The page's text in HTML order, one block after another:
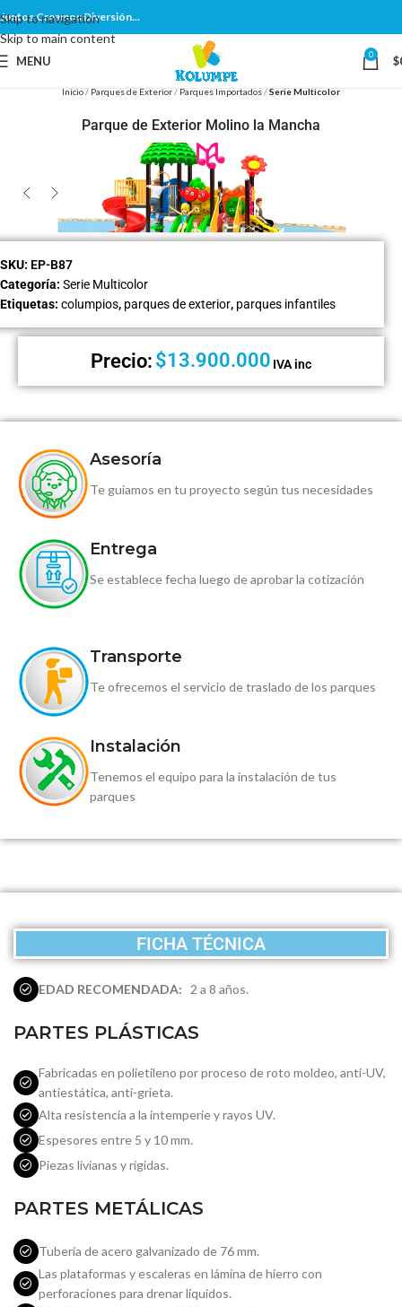
Skip to navigation
Skip to main content
Juntos Creamos Diversión...
MENU 0 $
Inicio Parques de Exterior Parques Importados Serie Multicolor
Parque de Exterior Molino la Mancha
SKU: EP-B87
Categoría: Serie Multicolor
Etiquetas: columpios, parques de exterior, parques infantiles
Precio: $13.900.000 IVA inc
Asesoría
Te guiamos en tu proyecto según tus necesidades
Entrega
Se establece fecha luego de aprobar la cotización
Transporte
Te ofrecemos el servicio de traslado de los parques
Instalación
Tenemos el equipo para la instalación de tus
parques
FICHA TÉCNICA
EDAD RECOMENDADA: 2 a 8 años.
PARTES PLÁSTICAS
Fabricadas en polietileno por proceso de roto moldeo, anti-UV,
antiestática, anti-grieta.
Alta resistencia a la intemperie y rayos UV.
Espesores entre 5 y 10 mm.
Piezas livianas y rígidas.
PARTES METÁLICAS
Tubería de acero galvanizado de 76 mm.
Las plataformas y escaleras en lámina de hierro con
perforaciones para drenar líquidos.